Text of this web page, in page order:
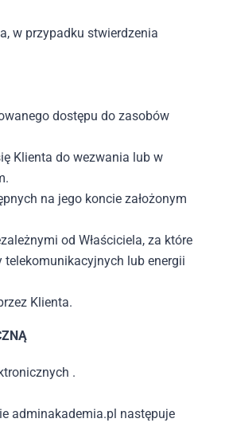
w przypadku stwierdzenia
dostępu do zasobów
Klienta do wezwania lub w
na jego koncie założonym
od Właściciela, za które
telekomunikacyjnych lub energii
Klienta.
.
adminakademia.pl następuje